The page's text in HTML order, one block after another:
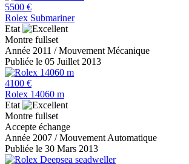
5500 €
Rolex Submariner
Etat
Montre fullset
Année 2011 / Mouvement Mécanique
Publiée le 05 Juillet 2013
4100 €
Rolex 14060 m
Etat
Montre fullset
Accepte échange
Année 2007 / Mouvement Automatique
Publiée le 30 Mars 2013